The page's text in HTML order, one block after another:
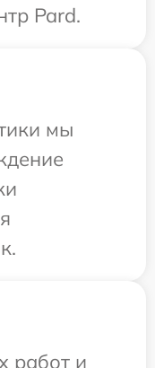
Pard.
мы
работ и